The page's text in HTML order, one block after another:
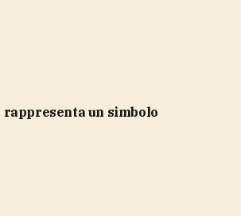
rappresenta un simbolo